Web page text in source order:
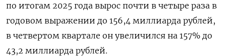
по итогам 2025 года вырос почти в ‌четыре раза в
годовом выражении до 156,4 миллиарда рублей,
в ​четвертом квартале он увеличился на 157% до
43,2 миллиарда рублей.